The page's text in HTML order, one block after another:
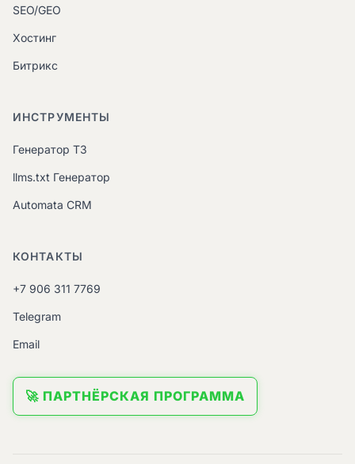
SEO/GEO
Хостинг
Битрикс
ИНСТРУМЕНТЫ
Генератор ТЗ
llms.txt Генератор
Automata CRM
КОНТАКТЫ
+7 906 311 7769
Telegram
Email
🚀 ПАРТНЁРСКАЯ ПРОГРАММА